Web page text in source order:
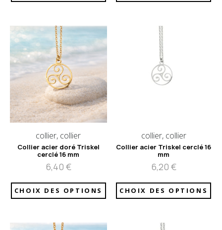
collier, collier
Collier acier doré Triskel
cerclé 16 mm
6,40 €
CHOIX DES OPTIONS
collier, collier
Collier acier Triskel cerclé 16
mm
6,20 €
CHOIX DES OPTIONS